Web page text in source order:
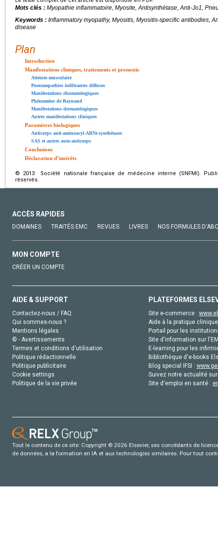
Mots clés : Myopathie inflammatoire, Myosite, Antisynthétase, Anti-Jo1,
Keywords : Inflammatory myopathy, Myositis, Myositis-specific antibodies,
disease
Plan
Introduction
Manifestations cliniques, traitements et pronostic
Atteinte musculaire
Pneumopathies infiltrantes diffuses
Manifestations rhumatologiques
Phénomène de Raynaud
Manifestations dermatologiques
Autres manifestations cliniques
Paramètres biologiques
Anticorps anti-aminoacyl-ARNt-synthétases
SAS et autres auto-anticorps
Conclusions
Déclaration d’intérêts
© 2013 Société nationale française de médecine interne (SNFMI).
réservés.
ACCÈS RAPIDES
DOMAINES TRAITÉS EMC REVUES LIVRES NOS FORMULES
MON COMPTE
CRÉER UN COMPTE
AIDE & SUPPORT
Contactez-nous / FAQ
Qui sommes-nous ?
Mentions légales
© - Avertissements
Termes et conditions d'utilisation
Politique rédactionnelle
Politique publicitaire
Cookie settings
Politique de la vie privée
PLATEFORMES
Site e-commerce :
Aide à la pratique
Portail pour les
Site d'information sur
E-learning pour les
Bibliothèque d'e-books
Blog special IFSI :
Suivez notre actualité
Site d'emploi en santé :
Tout le contenu de ce site: Copyright © 2026 Elsevier, ses concédants de
de données, a la formation en IA et aux technologies similaires. Pour tout